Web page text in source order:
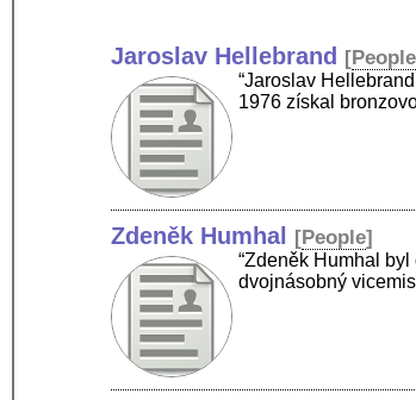
Jaroslav Hellebrand [People
“Jaroslav
1976 získal
Zdeněk Humhal [People]
“Zdeněk Humhal
dvojnásobný